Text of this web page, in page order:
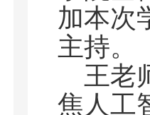
加本次
主持。
王老
焦人工